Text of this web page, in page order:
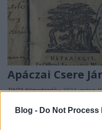
Blog - Do Not
Apáczai Csere
TINTA Könyvkiadó•2024. május
APÁCZAI CSERE